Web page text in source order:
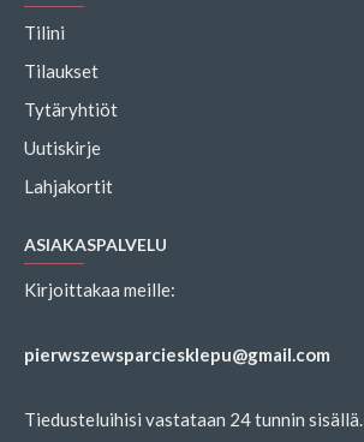
Tilini
Tilaukset
Tytäryhtiöt
Uutiskirje
Lahjakortit
ASIAKASPALVELU
Kirjoittakaa meille:
pierwszewsparciesklepu@gmail.com
Tiedusteluihisi vastataan 24 tunnin sisällä.